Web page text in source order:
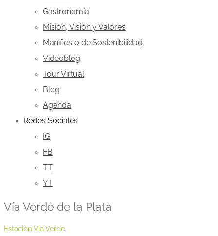
Gastronomía
Misión, Visión y Valores
Manifiesto de Sostenibilidad
Videoblog
Tour Virtual
Blog
Agenda
Redes Sociales
IG
FB
TT
YT
Vía Verde de la Plata
Estación Via Verde